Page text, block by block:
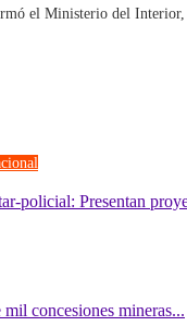
el Ministerio del Interior,
policial: Presentan
concesiones mineras...